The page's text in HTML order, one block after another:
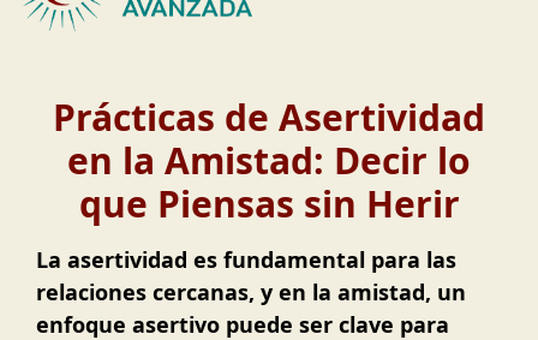
Prácticas de Asertividad
en la Amistad: Decir lo
que Piensas sin Herir
La asertividad es fundamental para las
relaciones cercanas, y en la amistad, un
enfoque asertivo puede ser clave para